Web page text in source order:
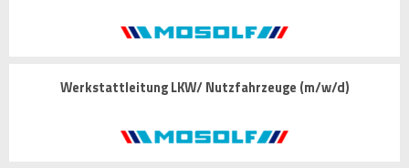
Werkstattleitung LKW/ Nutzfahrzeuge (m/w/d)